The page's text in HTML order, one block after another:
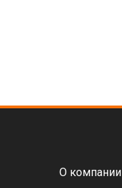
О компании